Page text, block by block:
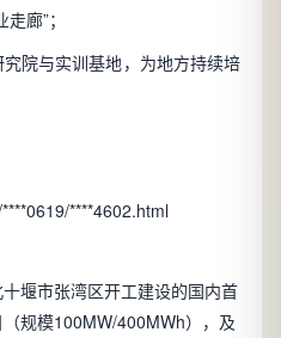
廊”；
院与实训基地，为地方持续培
****4602.html
堰市张湾区开工建设的国内首
规模100MW/400MWh），及